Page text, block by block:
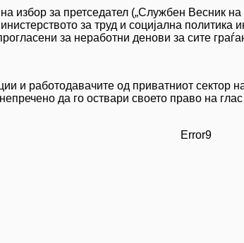
избор за претседател („Службен Весник
за труд и социјална
за неработни денови за сите
и работодавачите од приватниот сектор
да го оствари своето право на
Error9